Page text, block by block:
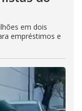
em dois
empréstimos e